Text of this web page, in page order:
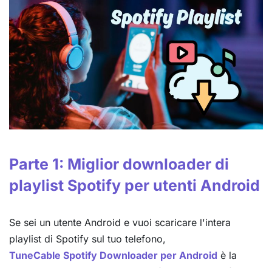
Parte 1: Miglior downloader di
playlist Spotify per utenti Android
Se sei un utente Android e vuoi scaricare l'intera
playlist di Spotify sul tuo telefono,
TuneCable Spotify Downloader per Android è la